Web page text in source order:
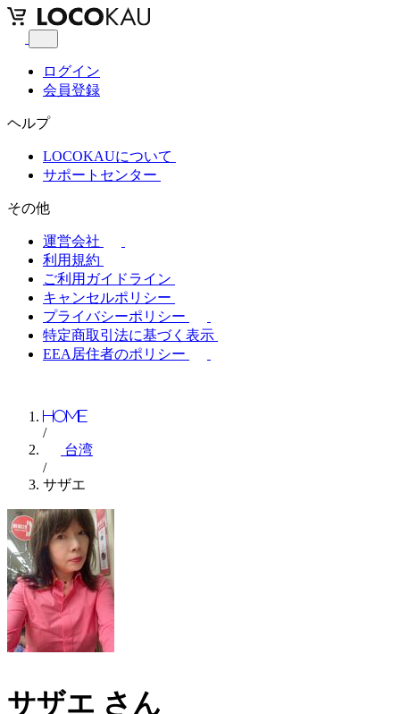
ログイン
会員登録
ヘルプ
LOCOKAUについて
サポートセンター
その他
運営会社
利用規約
ご利用ガイドライン
キャンセルポリシー
プライバシーポリシー
特定商取引法に基づく表示
EEA居住者のポリシー
Home
/
台湾
/
サザエ
サザエ さん